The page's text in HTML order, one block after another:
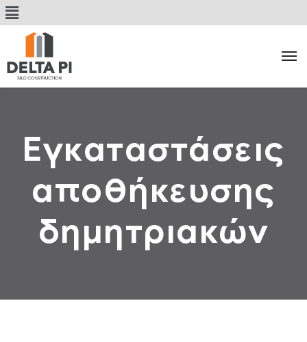
Κατηγορία:
Εγκαταστάσεις
αποθήκευσης
δημητριακών